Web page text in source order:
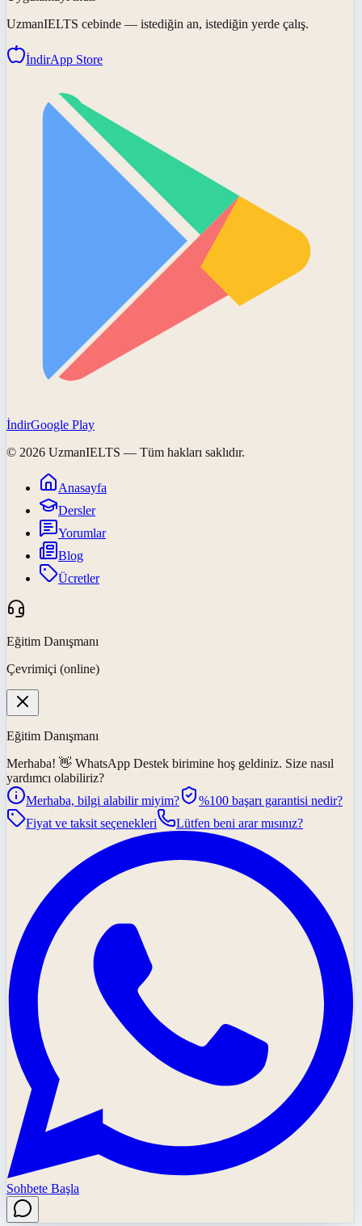
UzmanIELTS cebinde — istediğin an, istediğin yerde çalış.
İndirApp Store
İndirGoogle Play
© 2026 UzmanIELTS — Tüm hakları saklıdır.
Anasayfa
Dersler
Yorumlar
Blog
Ücretler
Eğitim Danışmanı
Çevrimiçi (online)
Eğitim Danışmanı
Merhaba! 👋 WhatsApp Destek birimine hoş geldiniz. Size nasıl
yardımcı olabiliriz?
Merhaba, bilgi alabilir miyim?
%100 başarı garantisi nedir?
Fiyat ve taksit seçenekleri
Lütfen beni arar mısınız?
Sohbete Başla